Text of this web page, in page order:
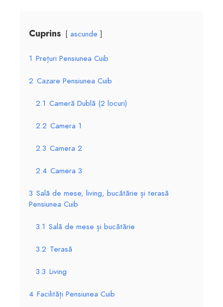
Cuprins ascunde
1 Prețuri Pensiunea Cuib
2 Cazare Pensiunea Cuib
2.1 Cameră Dublă (2 locuri)
2.2 Camera 1
2.3 Camera 2
2.4 Camera 3
3 Sală de mese, living, bucătărie și terasă
Pensiunea Cuib
3.1 Sală de mese și bucătărie
3.2 Terasă
3.3 Living
4 Facilități Pensiunea Cuib